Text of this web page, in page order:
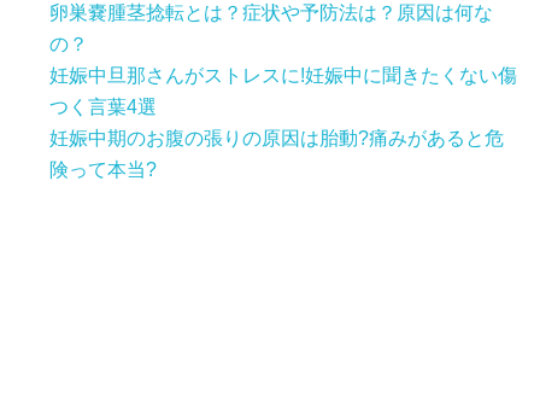
卵巣嚢腫茎捻転とは？症状や予防法は？原因は何な
の？
妊娠中旦那さんがストレスに!妊娠中に聞きたくない傷
つく言葉4選
妊娠中期のお腹の張りの原因は胎動?痛みがあると危
険って本当?